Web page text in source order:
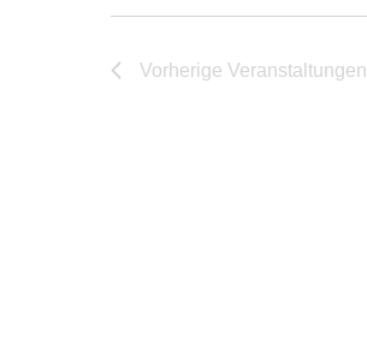
Vorherige Veranstaltungen